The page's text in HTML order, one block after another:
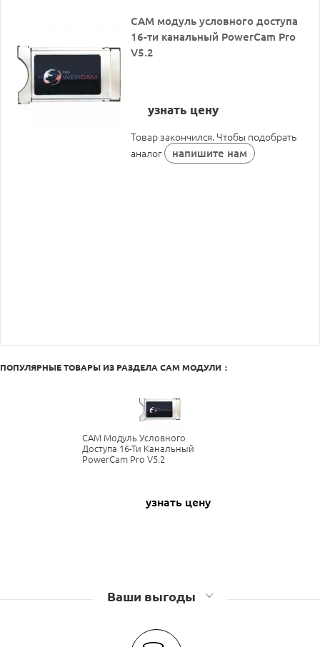
CAM модуль условного доступа
16-ти канальный PowerCam Pro
V5.2
узнать цену
Товар закончился. Чтобы подобрать
аналог
напишите нам
ПОПУЛЯРНЫЕ ТОВАРЫ ИЗ РАЗДЕЛА CAM МОДУЛИ :
CAM Модуль Условного
Доступа 16-Ти Канальный
PowerCam Pro V5.2
узнать цену
Ваши выгоды